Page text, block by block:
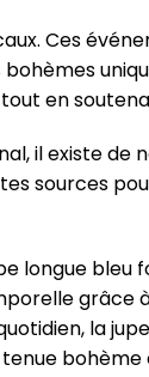
Ces
en
il existe
sources
longue
grâce
la